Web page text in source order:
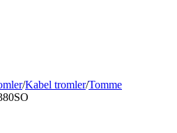
/Kabel tromler/Tomme